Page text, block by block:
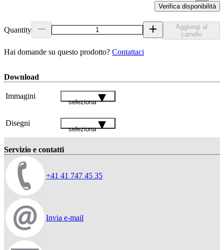
Verifica disponibilità
Quantity
Aggiungi al
carrello
Hai domande su questo prodotto? Contattaci
Download
Immagini
seleziona
Disegni
seleziona
Servizio e contatti
+41 41 747 45 35
Invia e-mail